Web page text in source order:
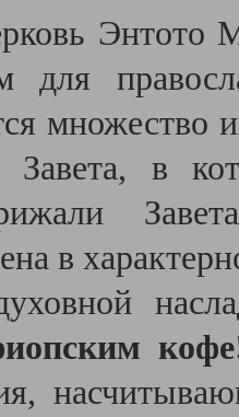
Энтото
для
множество
Завета, в
в